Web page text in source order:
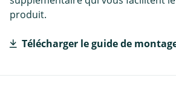
produit.
Télécharger le guide de